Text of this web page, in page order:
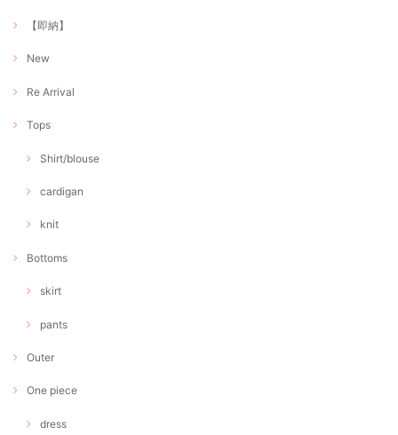
【即納】
New
Re Arrival
Tops
Shirt/blouse
cardigan
knit
Bottoms
skirt
pants
Outer
One piece
dress